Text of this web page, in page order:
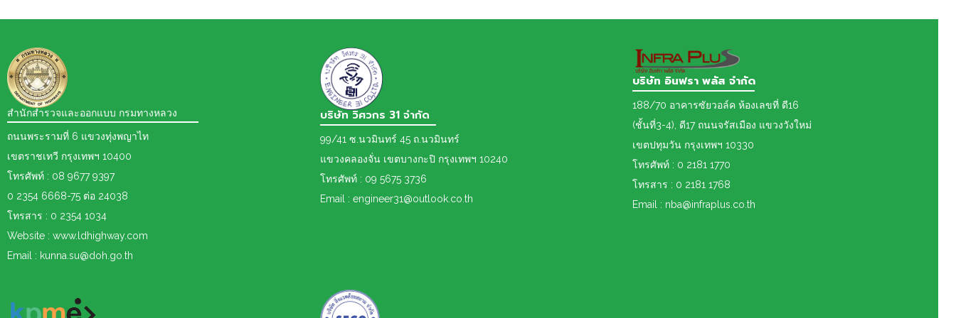
สำนักสำรวจและออกแบบ กรมทางหลวง
ถนนพระรามที่ 6 แขวงทุ่งพญาไท
เขตราชเทวี กรุงเทพฯ 10400
โทรศัพท์ : 08 9677 9397
0 2354 6668-75 ต่อ 24038
โทรสาร : 0 2354 1034
Website : www.ldhighway.com
Email : kunna.su@doh.go.th
บริษัท วิศวกร 31 จำกัด
99/41 ซ.นวมินทร์ 45 ถ.นวมินทร์
แขวงคลองจั่น เขตบางกะปิ กรุงเทพฯ 10240
โทรศัพท์ : 09 5675 3736
Email : engineer31@outlook.co.th
บริษัท อินฟรา พลัส จำกัด
188/70 อาคารซัยวอล์ค ห้องเลขที่ ดี16
(ชั้นที่3-4), ดี17 ถนนจรัสเมือง แขวงวังใหม่
เขตปทุมวัน กรุงเทพฯ 10330
โทรศัพท์ : 0 2181 1770
โทรสาร : 0 2181 1768
Email : nba@infraplus.co.th